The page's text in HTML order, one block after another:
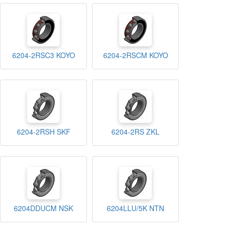
6204-2RSC3 KOYO 6204-2RSCM KOYO
6204-2RSH SKF 6204-2RS ZKL
6204DDUCM NSK 6204LLU/5K NTN